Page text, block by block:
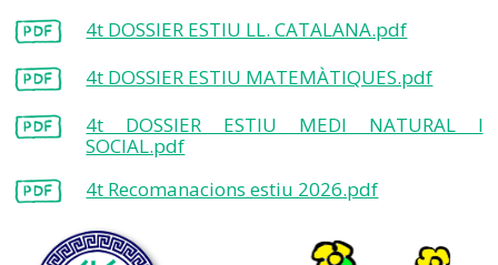
4t DOSSIER ESTIU LL. CATALANA.pdf
4t DOSSIER ESTIU MATEMÀTIQUES.pdf
4t DOSSIER ESTIU MEDI NATURAL I
SOCIAL.pdf
4t Recomanacions estiu 2026.pdf